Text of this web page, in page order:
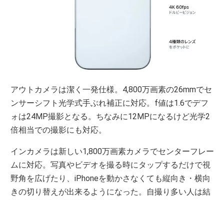
アウトカメラは潔く一発仕様。4,800万画素の26mmでセ
ンサーシフト光学式手ぶれ補正に対応。f値は1.6でデフ
ォは24MP撮影となる。ちなみに12MPになるけど光学2
倍相当での撮影にも対応。
インカメラは新しい1,800万画素カメラでセンターフレー
ムに対応。写真やビデオを撮る時にタップするだけで視
野角を広げたり、iPhoneを動かさなくても縦向き・横向
きの切り替えが出来るようになった。自撮り多い人は結